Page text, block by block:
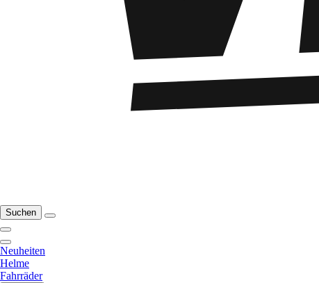
Suchen
Neuheiten
Helme
Fahrräder